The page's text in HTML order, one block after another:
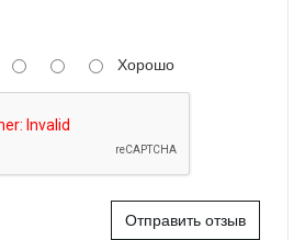
Хорошо
Отправить отзыв